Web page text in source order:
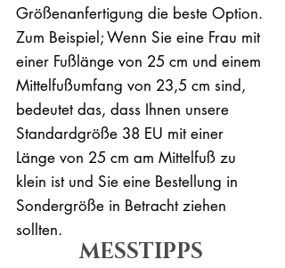
Größenanfertigung die beste Option.
Zum Beispiel; Wenn Sie eine Frau mit
einer Fußlänge von 25 cm und einem
Mittelfußumfang von 23,5 cm sind,
bedeutet das, dass Ihnen unsere
Standardgröße 38 EU mit einer
Länge von 25 cm am Mittelfuß zu
klein ist und Sie eine Bestellung in
Sondergröße in Betracht ziehen
sollten.
MESSTIPPS